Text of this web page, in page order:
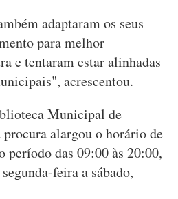
adaptaram os seus
para melhor
e tentaram estar alinhadas
acrescentou.
Municipal de
alargou o horário de
período das 09:00 às 20:00,
feira a sábado,